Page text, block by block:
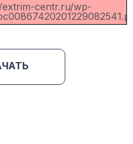
centr.ru/wp-